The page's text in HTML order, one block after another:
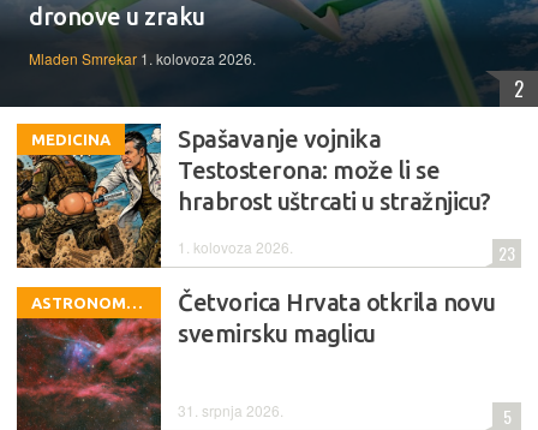
dronove u zraku
Mladen Smrekar 1. kolovoza 2026.
2
MEDICINA
Spašavanje vojnika
Testosterona: može li se
hrabrost uštrcati u stražnjicu?
1. kolovoza 2026. 23
ASTRONOMIJA
Četvorica Hrvata otkrila novu
svemirsku maglicu
31. srpnja 2026. 5